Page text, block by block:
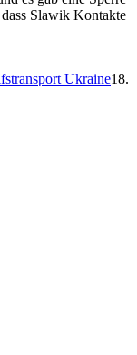
Slawik Kontakte
Ukraine18.